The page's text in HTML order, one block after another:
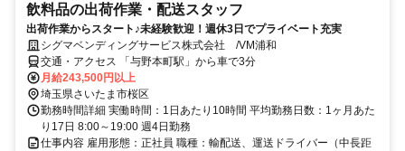
飲料品の出荷作業・配送スタッフ
出荷作業からスタート♪未経験歓迎！週休3日でプライベート充実
シグマベンディングサービス株式会社 /VM浦和
交通・アクセス 「与野本町駅」から車で3分
月給243,500円以上
埼玉県さいたま市桜区
勤務時間詳細 実働時間：1日あたり10時間 平均勤務日数：1ヶ月あた
り17日 8:00～19:00 週4日勤務
仕事内容 雇用形態：正社員 職種：輸配送、運送ドライバー（中長距